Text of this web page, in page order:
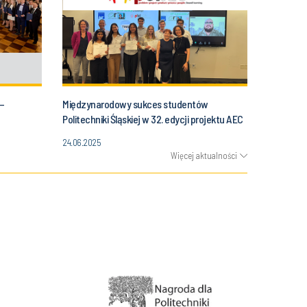
Międzynarodowy sukces studentów
Politechniki Śląskiej w 32. edycji projektu AEC
24.06.2025
Więcej aktualności